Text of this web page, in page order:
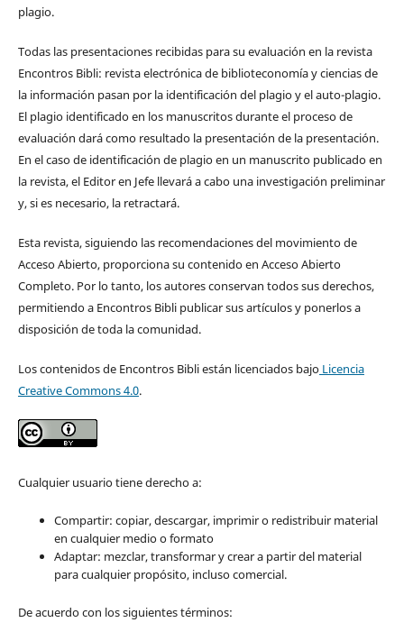
plagio.
Todas las presentaciones recibidas para su evaluación en la revista
Encontros Bibli: revista electrónica de biblioteconomía y ciencias de
la información pasan por la identificación del plagio y el auto-plagio.
El plagio identificado en los manuscritos durante el proceso de
evaluación dará como resultado la presentación de la presentación.
En el caso de identificación de plagio en un manuscrito publicado en
la revista, el Editor en Jefe llevará a cabo una investigación preliminar
y, si es necesario, la retractará.
Esta revista, siguiendo las recomendaciones del movimiento de
Acceso Abierto, proporciona su contenido en Acceso Abierto
Completo. Por lo tanto, los autores conservan todos sus derechos,
permitiendo a Encontros Bibli publicar sus artículos y ponerlos a
disposición de toda la comunidad.
Los contenidos de Encontros Bibli están licenciados bajoLicencia
Creative Commons 4.0.
Cualquier usuario tiene derecho a:
Compartir: copiar, descargar, imprimir o redistribuir material
en cualquier medio o formato
Adaptar: mezclar, transformar y crear a partir del material
para cualquier propósito, incluso comercial.
De acuerdo con los siguientes términos: